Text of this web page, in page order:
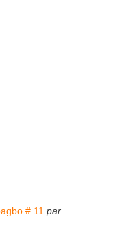
# 11 par